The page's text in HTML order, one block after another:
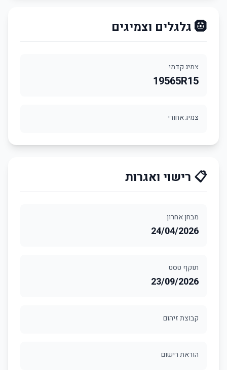
🛞 גלגלים וצמיגים
צמיג קדמי
19565R15
צמיג אחורי
📋 רישוי ואגרות
מבחן אחרון
24/04/2026
תוקף טסט
23/09/2026
קבוצת זיהום
הוראת רישום